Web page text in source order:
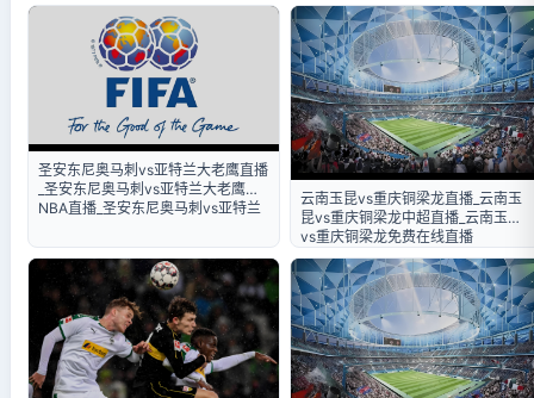
圣安东尼奥马刺vs亚特兰大老鹰直播
_圣安东尼奥马刺vs亚特兰大老鹰
NBA直播_圣安东尼奥马刺vs亚特兰
云南玉昆vs重庆铜梁龙直播_云南玉
昆vs重庆铜梁龙中超直播_云南玉昆
vs重庆铜梁龙免费在线直播